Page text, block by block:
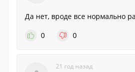
Да нет, вроде все нормально
0
0
21 год назад